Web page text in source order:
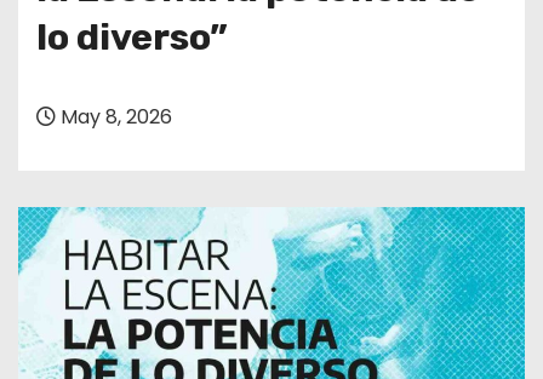
lo diverso”
May 8, 2026